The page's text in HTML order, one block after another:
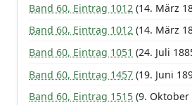
Band 60, Eintrag 1012 (14. März
Band 60, Eintrag 1012 (14. März
Band 60, Eintrag 1051 (24. Juli
Band 60, Eintrag 1457 (19. Juni
Band 60, Eintrag 1515 (9. Oktober